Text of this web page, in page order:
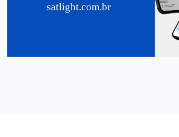
satlight.com.br